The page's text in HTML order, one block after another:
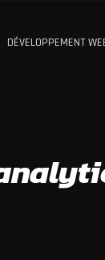
DÉVELOPPEMENT